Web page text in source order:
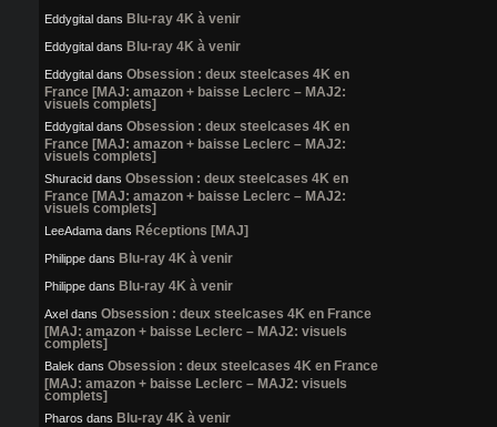
Eddygital dans Blu-ray 4K à venir
Eddygital dans Blu-ray 4K à venir
Eddygital dans Obsession : deux steelcases 4K en
France [MAJ: amazon + baisse Leclerc – MAJ2:
visuels complets]
Eddygital dans Obsession : deux steelcases 4K en
France [MAJ: amazon + baisse Leclerc – MAJ2:
visuels complets]
Shuracid dans Obsession : deux steelcases 4K en
France [MAJ: amazon + baisse Leclerc – MAJ2:
visuels complets]
LeeAdama dans Réceptions [MAJ]
Philippe dans Blu-ray 4K à venir
Philippe dans Blu-ray 4K à venir
Axel dans Obsession : deux steelcases 4K en France
[MAJ: amazon + baisse Leclerc – MAJ2: visuels
complets]
Balek dans Obsession : deux steelcases 4K en France
[MAJ: amazon + baisse Leclerc – MAJ2: visuels
complets]
Pharos dans Blu-ray 4K à venir